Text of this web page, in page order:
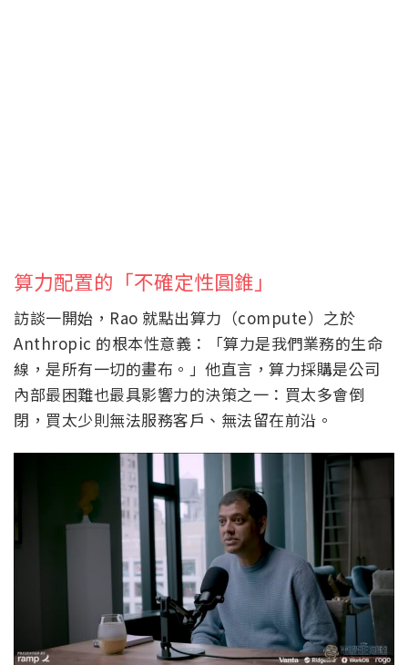
算力配置的「不確定性圓錐」
訪談一開始，Rao 就點出算力（compute）之於
Anthropic 的根本性意義：「算力是我們業務的生命
線，是所有一切的畫布。」他直言，算力採購是公司
內部最困難也最具影響力的決策之一：買太多會倒
閉，買太少則無法服務客戶、無法留在前沿。